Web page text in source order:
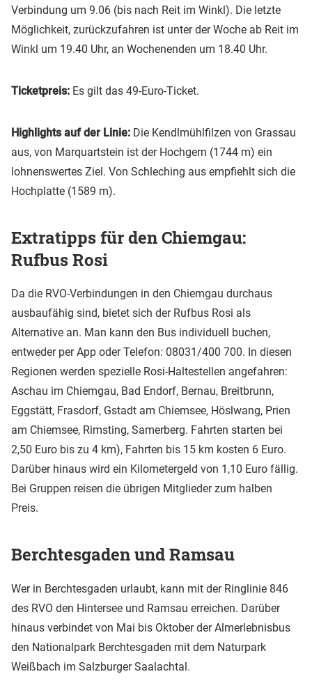
Verbindung um 9.06 (bis nach Reit im Winkl). Die letzte
Möglichkeit, zurückzufahren ist unter der Woche ab Reit im
Winkl um 19.40 Uhr, an Wochenenden um 18.40 Uhr.
Ticketpreis: Es gilt das 49-Euro-Ticket.
Highlights auf der Linie: Die Kendlmühlfilzen von Grassau
aus, von Marquartstein ist der Hochgern (1744 m) ein
lohnenswertes Ziel. Von Schleching aus empfiehlt sich die
Hochplatte (1589 m).
Extratipps für den Chiemgau:
Rufbus Rosi
Da die RVO-Verbindungen in den Chiemgau durchaus
ausbaufähig sind, bietet sich der Rufbus Rosi als
Alternative an. Man kann den Bus individuell buchen,
entweder per App oder Telefon: 08031/400 700. In diesen
Regionen werden spezielle Rosi-Haltestellen angefahren:
Aschau im Chiemgau, Bad Endorf, Bernau, Breitbrunn,
Eggstätt, Frasdorf, Gstadt am Chiemsee, Höslwang, Prien
am Chiemsee, Rimsting, Samerberg. Fahrten starten bei
2,50 Euro bis zu 4 km), Fahrten bis 15 km kosten 6 Euro.
Darüber hinaus wird ein Kilometergeld von 1,10 Euro fällig.
Bei Gruppen reisen die übrigen Mitglieder zum halben
Preis.
Berchtesgaden und Ramsau
Wer in Berchtesgaden urlaubt, kann mit der Ringlinie 846
des RVO den Hintersee und Ramsau erreichen. Darüber
hinaus verbindet von Mai bis Oktober der Almerlebnisbus
den Nationalpark Berchtesgaden mit dem Naturpark
Weißbach im Salzburger Saalachtal.